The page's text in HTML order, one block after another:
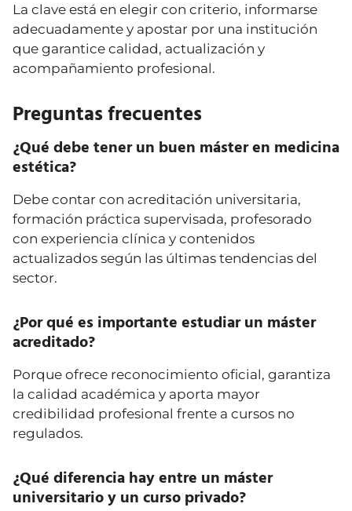
La clave está en elegir con criterio, informarse
adecuadamente y apostar por una institución
que garantice calidad, actualización y
acompañamiento profesional.
Preguntas frecuentes
¿Qué debe tener un buen máster en medicina
estética?
Debe contar con acreditación universitaria,
formación práctica supervisada, profesorado
con experiencia clínica y contenidos
actualizados según las últimas tendencias del
sector.
¿Por qué es importante estudiar un máster
acreditado?
Porque ofrece reconocimiento oficial, garantiza
la calidad académica y aporta mayor
credibilidad profesional frente a cursos no
regulados.
¿Qué diferencia hay entre un máster
universitario y un curso privado?